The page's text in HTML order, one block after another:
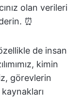
olan verileri
⏰
de insan
kimin
görevlerin